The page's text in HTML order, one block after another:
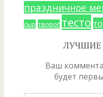
праздничное
сыр творог тесто
Ваш
будет